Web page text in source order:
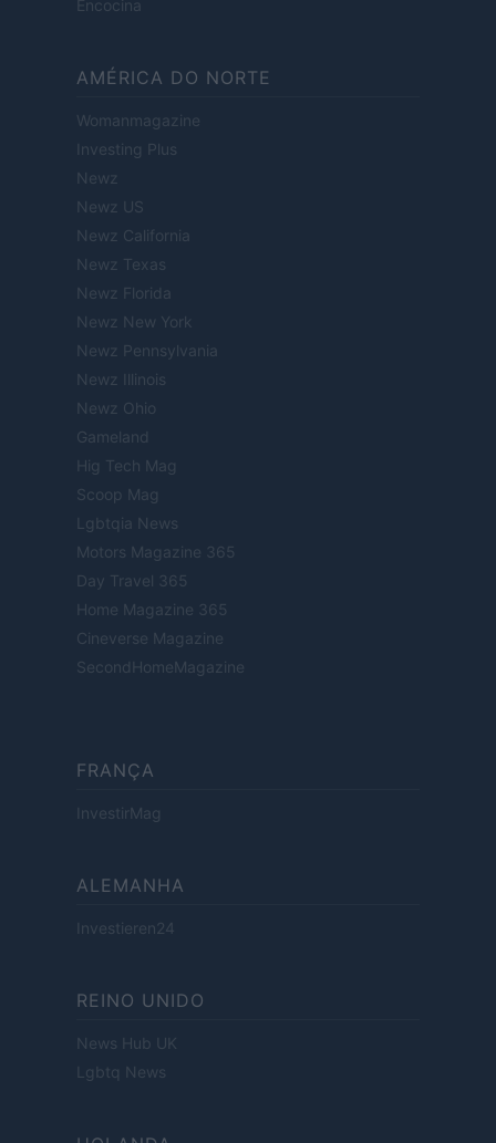
Encocina
AMÉRICA DO NORTE
Womanmagazine
Investing Plus
Newz
Newz US
Newz California
Newz Texas
Newz Florida
Newz New York
Newz Pennsylvania
Newz Illinois
Newz Ohio
Gameland
Hig Tech Mag
Scoop Mag
Lgbtqia News
Motors Magazine 365
Day Travel 365
Home Magazine 365
Cineverse Magazine
SecondHomeMagazine
FRANÇA
InvestirMag
ALEMANHA
Investieren24
REINO UNIDO
News Hub UK
Lgbtq News